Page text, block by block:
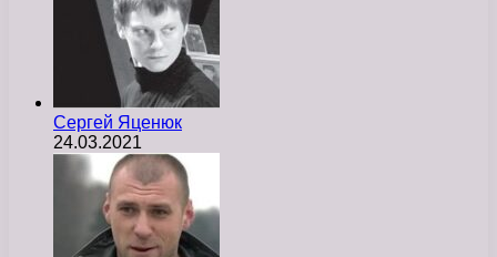
Сергей Яценюк
24.03.2021